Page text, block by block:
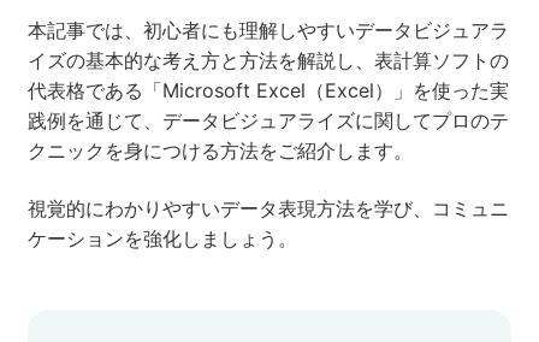
株式会社メディックス
お問い合わせ
本記事では、初心者にも理解しやすいデータビジュアラ
イズの基本的な考え方と方法を解説し、表計算ソフトの
代表格である「Microsoft Excel（Excel）」を使った実
践例を通じて、データビジュアライズに関してプロのテ
クニックを身につける方法をご紹介します。
視覚的にわかりやすいデータ表現方法を学び、コミュニ
ケーションを強化しましょう。